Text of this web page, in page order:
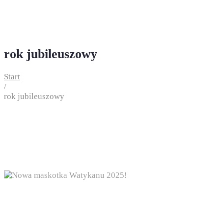
rok jubileuszowy
Start
/
rok jubileuszowy